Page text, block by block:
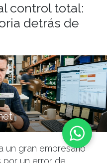
control total:
detrás de
un gran empresario
por un error de